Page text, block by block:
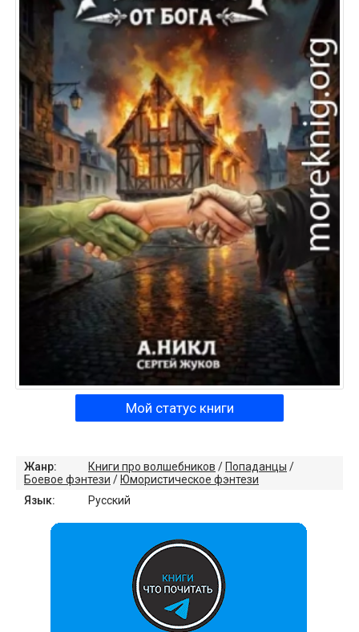
Мой статус книги
Жанр: Книги про волшебников / Попаданцы /
Боевое фэнтези / Юмористическое фэнтези
Язык:
Русский